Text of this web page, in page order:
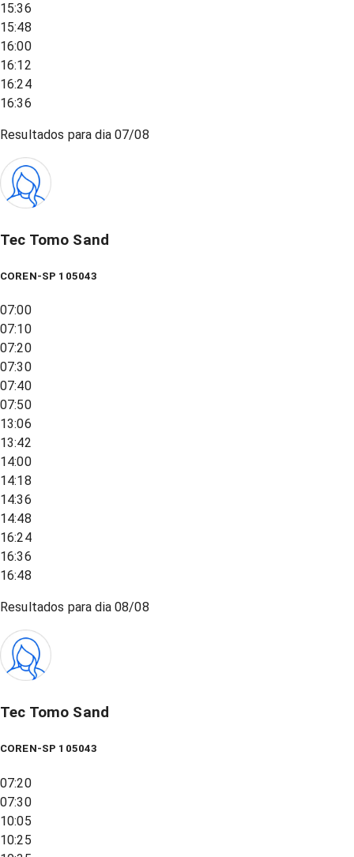
15:36
15:48
16:00
16:12
16:24
16:36
Resultados para dia07/08
Tec Tomo Sand
COREN-SP 105043
07:00
07:10
07:20
07:30
07:40
07:50
13:06
13:42
14:00
14:18
14:36
14:48
16:24
16:36
16:48
Resultados para dia08/08
Tec Tomo Sand
COREN-SP 105043
07:20
07:30
10:05
10:25